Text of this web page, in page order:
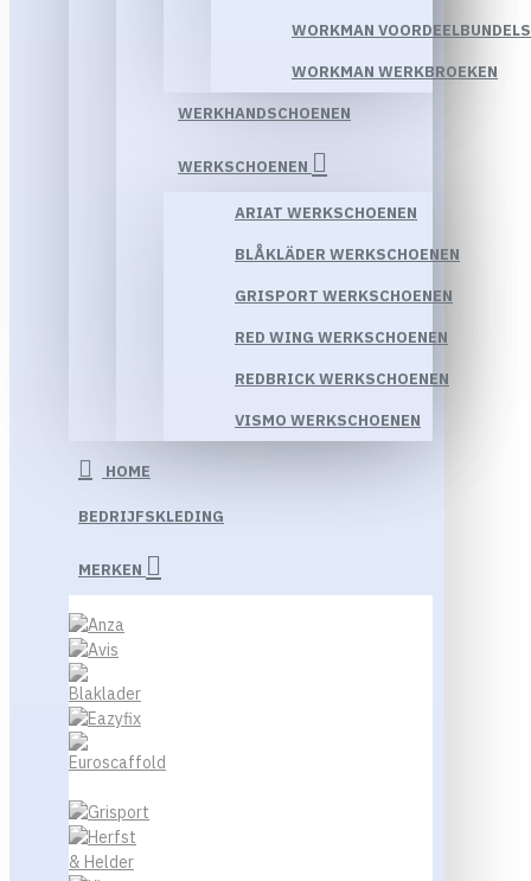
WORKMAN VOORDEELBUNDELS
WORKMAN WERKBROEKEN
WERKHANDSCHOENEN
WERKSCHOENEN
ARIAT WERKSCHOENEN
BLÅKLÄDER WERKSCHOENEN
GRISPORT WERKSCHOENEN
RED WING WERKSCHOENEN
REDBRICK WERKSCHOENEN
VISMO WERKSCHOENEN
HOME
BEDRIJFSKLEDING
MERKEN